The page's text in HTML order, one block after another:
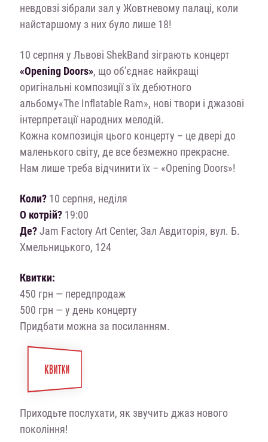
невдовзі зібрали зал у Жовтневому палаці, коли
найстаршому з них було лише 18!
10 серпня у Львові ShekBand зіграють концерт
«Opening Doors», що об’єднає найкращі
оригінальні композиції з їх дебютного
альбому«The Inflatable Ram», нові твори і джазові
інтерпретації народних мелодій.
Кожна композиція цього концерту – це двері до
маленького світу, де все безмежно прекрасне.
Нам лише треба відчинити їх – «Opening Doors»!
Коли?10 серпня, неділя
О котрій?19:00
Де?Jam Factory Art Center, Зал Авдиторія, вул. Б.
Хмельницького, 124
Квитки:
450 грн — передпродаж
500 грн — у день концерту
Придбати можна за посиланням.
КВИТКИ
Приходьте послухати, як звучить джаз нового
покоління!